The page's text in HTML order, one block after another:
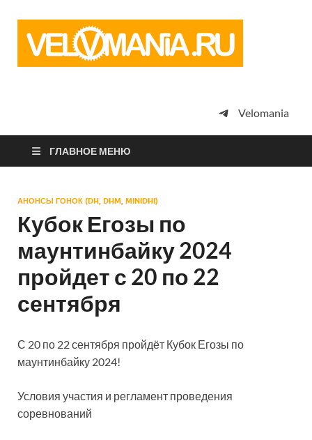
просто
Velomania
ГЛАВНОЕ МЕНЮ
АНОНСЫ ГОНОК (DH, DHM, MINIDHI)
Кубок Егозы по
маунтинбайку 2024
пройдет с 20 по 22
сентября
С 20 по 22 сентября пройдёт Кубок Егозы по
маунтинбайку 2024!
Условия участия и регламент проведения
соревнований